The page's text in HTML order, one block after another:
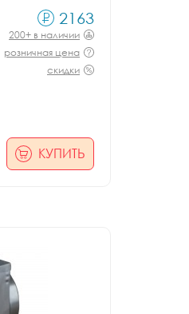
2163
200+ в наличии
розничная цена
скидки
КУПИТЬ